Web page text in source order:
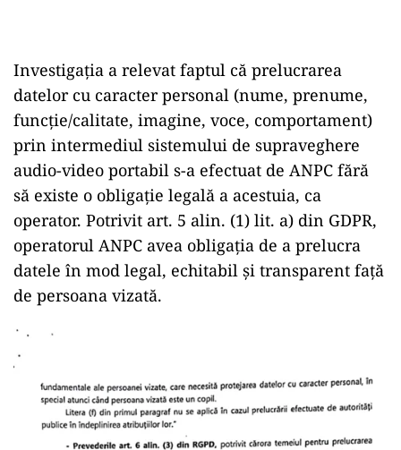
Investigația a relevat faptul că prelucrarea
datelor cu caracter personal (nume, prenume,
funcție/calitate, imagine, voce, comportament)
prin intermediul sistemului de supraveghere
audio-video portabil s-a efectuat de ANPC fără
să existe o obligaţie legală a acestuia, ca
operator. Potrivit art. 5 alin. (1) lit. a) din GDPR,
operatorul ANPC avea obligația de a prelucra
datele în mod legal, echitabil și transparent față
de persoana vizată.